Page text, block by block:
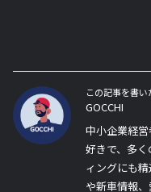
この記事を書い
GOCCHI
中小企業経
好きで、多
ィングにも
や新車情報